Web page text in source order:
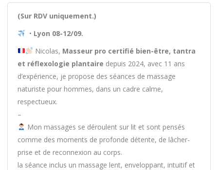
(Sur RDV uniquement.)
• Lyon 08-12/09.
Nicolas, Masseur pro certifié bien-être, tantra
et réflexologie plantaire depuis 2024, avec 11 ans
d’expérience, je propose des séances de massage
naturiste pour hommes, dans un cadre calme,
respectueux.
–
Mon massages se déroulent sur lit et sont pensés
comme des moments de profonde détente, de lâcher-
prise et de reconnexion au corps.
la séance inclus un massage lent, enveloppant, intuitif et